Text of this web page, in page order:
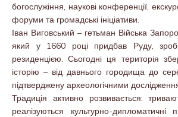
богослужіння, наукові конференції,
форуми та громадські ініціативи.
Іван Виговський – гетьман Війська
який у 1660 році придбав Руду,
резиденцією. Сьогодні ця територія
історію – від давнього городища до
підтверджену археологічними
Традиція активно розвивається:
реалізуються культурно-дипломатичні